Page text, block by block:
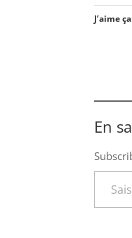
J’aime
En
Saisissez votre adresse e-mail…